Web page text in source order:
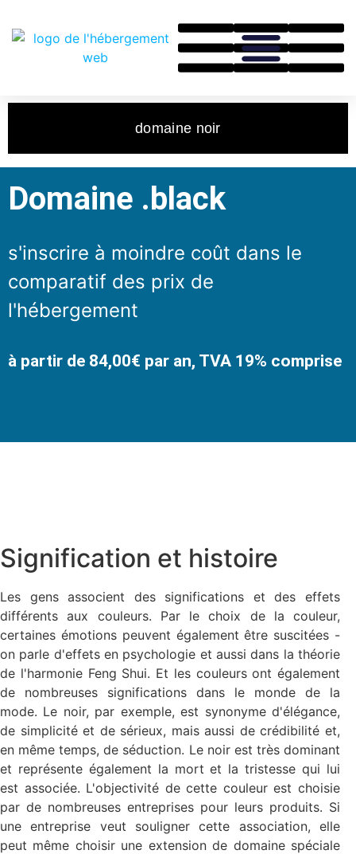
domaine noir
Domaine .black
s'inscrire à moindre coût dans le
comparatif des prix de
l'hébergement
à partir de 84,00€ par an, TVA 19% comprise
Signification et histoire
Les gens associent des significations et des effets
différents aux couleurs. Par le choix de la couleur,
certaines émotions peuvent également être suscitées -
on parle d'effets en psychologie et aussi dans la théorie
de l'harmonie Feng Shui. Et les couleurs ont également
de nombreuses significations dans le monde de la
mode. Le noir, par exemple, est synonyme d'élégance,
de simplicité et de sérieux, mais aussi de crédibilité et,
en même temps, de séduction. Le noir est très dominant
et représente également la mort et la tristesse qui lui
est associée. L'objectivité de cette couleur est choisie
par de nombreuses entreprises pour leurs produits. Si
une entreprise veut souligner cette association, elle
peut même choisir une extension de domaine spéciale